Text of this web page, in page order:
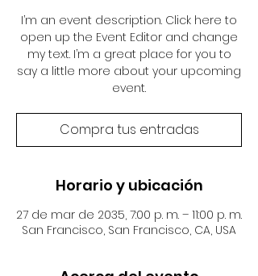
I’m an event description. Click here to
open up the Event Editor and change
my text. I’m a great place for you to
say a little more about your upcoming
event.
Compra tus entradas
Horario y ubicación
27 de mar de 2035, 7:00 p. m. – 11:00 p. m.
San Francisco, San Francisco, CA, USA